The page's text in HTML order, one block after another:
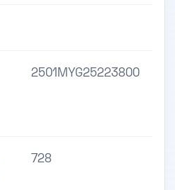
2501MYG25223800
728